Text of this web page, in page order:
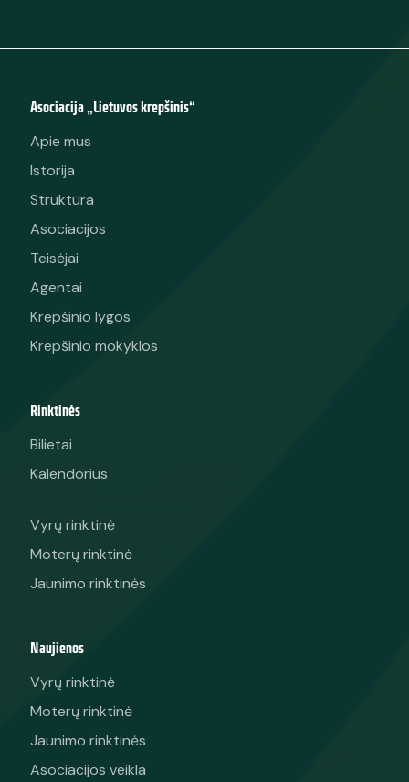
Asociacija „Lietuvos krepšinis“
Apie mus
Istorija
Struktūra
Asociacijos
Teisėjai
Agentai
Krepšinio lygos
Krepšinio mokyklos
Rinktinės
Bilietai
Kalendorius
Vyrų rinktinė
Moterų rinktinė
Jaunimo rinktinės
Naujienos
Vyrų rinktinė
Moterų rinktinė
Jaunimo rinktinės
Asociacijos veikla